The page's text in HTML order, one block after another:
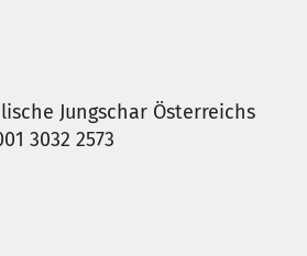
Jungschar Österreichs
3032 2573